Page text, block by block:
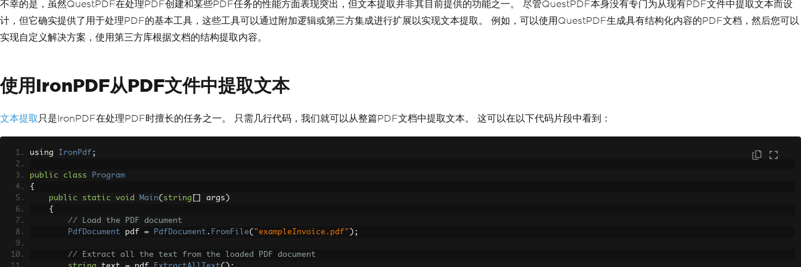
不幸的是，虽然QuestPDF在处理PDF创建和某些PDF任务的性能方面表现突出，但文本提取并非其目前提供的功能之一。 尽管QuestPDF本身没有专门为从现有PDF文件中提取文本而设
计，但它确实提供了用于处理PDF的基本工具，这些工具可以通过附加逻辑或第三方集成进行扩展以实现文本提取。 例如，可以使用QuestPDF生成具有结构化内容的PDF文档，然后您可以
实现自定义解决方案，使用第三方库根据文档的结构提取内容。
使用IronPDF从PDF文件中提取文本
文本提取 只是IronPDF在处理PDF时擅长的任务之一。 只需几行代码，我们就可以从整篇PDF文档中提取文本。 这可以在以下代码片段中看到：
using IronPdf ;
public class
Program
{
public
static void Main( string args )
{
// Load the PDF document
PdfDocument pdf = PdfDocument . FromFile( "exampleInvoice.pdf" );
// Extract all the text from the loaded PDF document